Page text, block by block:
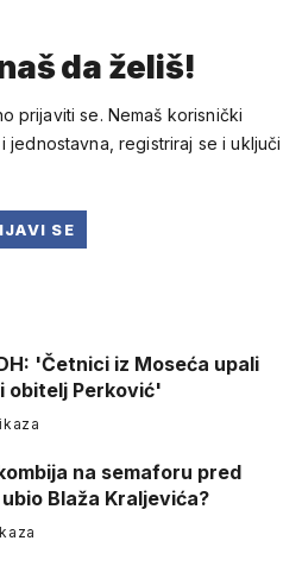
da želiš!
prijaviti se. Nemaš korisnički
jednostavna, registriraj se i uključi
SE
'Četnici iz Moseća upali
obitelj Perković'
na semaforu pred
Blaža Kraljevića?